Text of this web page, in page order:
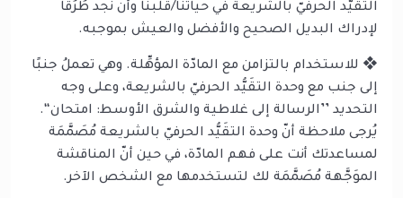
التقَيُّد الحرفيّ بالشريعة في حياتنا/قلبنا وأن نجد طُرُقًا
لإدراك البديل الصحيح والأفضل والعيش بموجبه.
❖ للاستخدام بالتزامن مع المادّة المؤهِّلة. وهي تعملُ جنبًا
إلى جنب مع وحدة التقَيُّد الحرفيّ بالشريعة، وعلى وجه
التحديد ’’الرسالة إلى غلاطية والشرق الأوسط: امتحان‘‘.
يُرجى ملاحظة أنّ وحدة التقَيُّد الحرفيّ بالشريعة مُصَمَّمَة
لمساعدتك أنت على فهم المادّة، في حين أنّ المناقشة
الموَجَّهة مُصَمَّمَة لك لتستخدمها مع الشخص الآخر.